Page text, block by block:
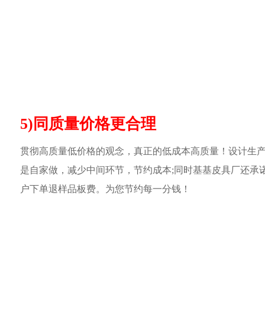
5)同质量价格更合理
贯彻高质量低价格的观念，真正的低成本高质量！设计生
是自家做，减少中间环节，节约成本;同时基基皮具厂还承
户下单退样品板费。为您节约每一分钱！